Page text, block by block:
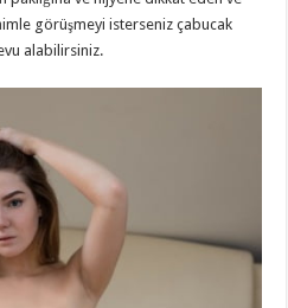
görüşmeyi isterseniz çabucak
alabilirsiniz.